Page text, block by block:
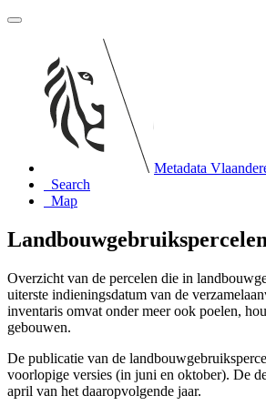
Metadata
Search
Map
Overzicht van de percelen die in
uiterste indieningsdatum van de
inventaris omvat onder meer ook poelen,
gebouwen.
De publicatie van de
voorlopige versies (in juni en oktober). De
april van het daaropvolgende jaar.